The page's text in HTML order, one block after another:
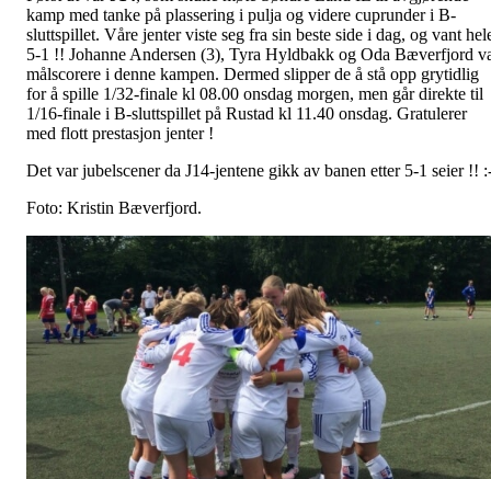
kamp med tanke på plassering i pulja og videre cuprunder i B-
sluttspillet. Våre jenter viste seg fra sin beste side i dag, og vant
5-1 !! Johanne Andersen (3), Tyra Hyldbakk og Oda Bæverfjord
målscorere i denne kampen. Dermed slipper de å stå opp grytidlig
for å spille 1/32-finale kl 08.00 onsdag morgen, men går direkte til
1/16-finale i B-sluttspillet på Rustad kl 11.40 onsdag. Gratulerer
med flott prestasjon jenter !
Det var jubelscener da J14-jentene gikk av banen etter 5-1 seier !!
Foto: Kristin Bæverfjord.